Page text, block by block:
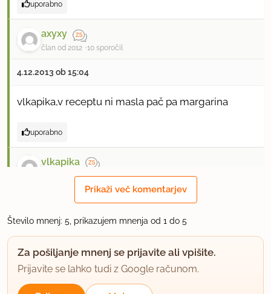
uporabno
axyxy
član od 2012 10 sporočil
4.12.2013 ob 15:04
vlkapika,v receptu ni masla pač pa margarina
uporabno
vlkapika
član od 2010 57 sporočil
4.12.2013 ob 15:14
moram poizkusit :)
uporabno
Prikaži več komentarjev
Število mnenj: 5, prikazujem mnenja od 1 do 5
Za pošiljanje mnenj se prijavite ali vpišite.
Prijavite se lahko tudi z Google računom.